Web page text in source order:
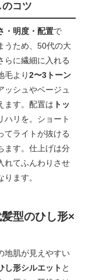
コツ
・明度・配置で
うため、50代の大
らに繊細に入れる
毛より2〜3トーン
ッシュやベージュ
ます。配置は トッ
ハリを。ショート
てライトが抜ける
ます。仕上げは分
れてふんわりさせ
ます。
型のひし形×
地肌が見えやすい
し形シルエット と